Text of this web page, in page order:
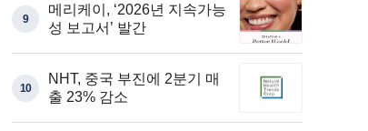
9
메리케이, ‘2026년 지속가능
성 보고서’ 발간
10
NHT, 중국 부진에 2분기 매
출 23% 감소